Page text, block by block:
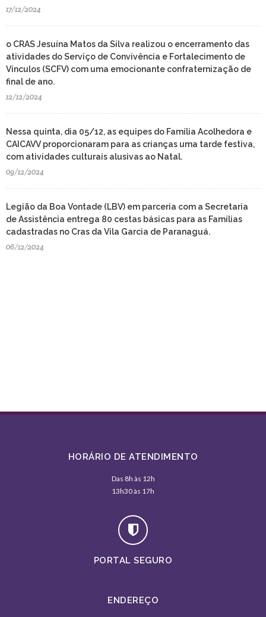
17/12/2024
o CRAS Jesuína Matos da Silva realizou o encerramento das
atividades do Serviço de Convivência e Fortalecimento de
Vínculos (SCFV) com uma emocionante confraternização de
final de ano.
12/12/2024
Nessa quinta, dia 05/12, as equipes do Família Acolhedora e
CAICAVV proporcionaram para as crianças uma tarde festiva,
com atividades culturais alusivas ao Natal.
09/12/2024
Legião da Boa Vontade (LBV) em parceria com a Secretaria
de Assistência entrega 80 cestas básicas para as Famílias
cadastradas no Cras da Vila Garcia de Paranaguá.
06/12/2024
HORÁRIO DE ATENDIMENTO
Das 8h às 12h
13h30 às 17h
PORTAL SEGURO
ENDEREÇO